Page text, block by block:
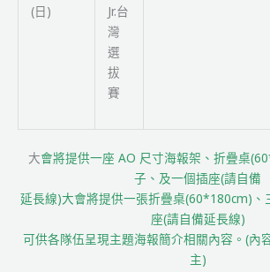
(日)
Jr.台
灣
選
拔
賽
大會將提供一座 AO 尺寸海報架、折疊桌
子、及一個插座(請自備
延長線)大會將提供一張折疊桌(60*180cm)、
座(請自備延長線)
可供各隊伍呈現主題海報簡介相關內容。(內
主)